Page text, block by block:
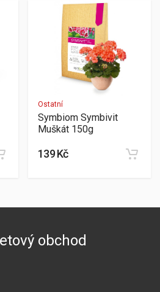
Ostatní
Symbiom Symbivit
Muškát 150g
139 Kč
obchod